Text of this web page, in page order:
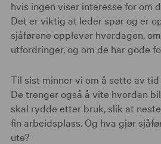
hvis ingen viser interesse for om
Det er viktig at leder spør og er
sjåførene opplever hverdagen,
utfordringer, og om de har gode
Til sist minner vi om å sette av
De trenger også å vite hvordan
skal rydde etter bruk, slik at
fin arbeidsplass. Og hva gjør
ute?